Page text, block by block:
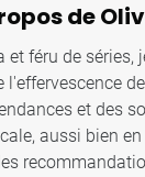
de
et féru de
et des
aussi bien